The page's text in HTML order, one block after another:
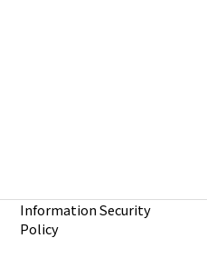
Information Security
Policy